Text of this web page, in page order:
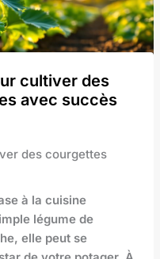
cultiver des
avec succès
des courgettes
à la cuisine
légume de
elle peut se